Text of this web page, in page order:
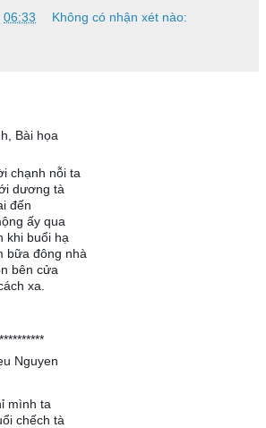
06:33 Không có nhận xét nào:
Bài họa
chạnh nỗi ta
dương tà
đến
ấy qua
khi buổi hạ
bữa đông nhà
bên cửa
xa.
Nguyen
mình ta
chếch tà